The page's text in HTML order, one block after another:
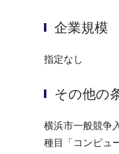
企業規模
指定なし
その他の
横浜市一般競争
種目「コンピュ